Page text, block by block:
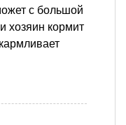
с большой
хозяин кормит